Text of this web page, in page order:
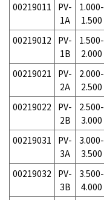
00219011
PV-
1A
1.000-
1.500
00219012
PV-
1B
1.500-
2.000
00219021
PV-
2A
2.000-
2.500
00219022
PV-
2B
2.500-
3.000
00219031
PV-
3A
3.000-
3.500
00219032
PV-
3B
3.500-
4.000